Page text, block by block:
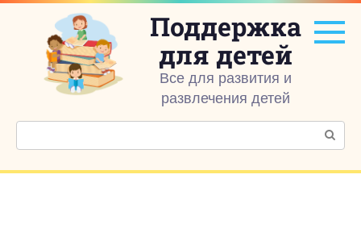
Перейти
контенту
Поддержка
для детей
Все для развития и
развлечения детей
Поиск: